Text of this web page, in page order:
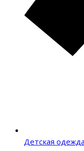
Детская одежда